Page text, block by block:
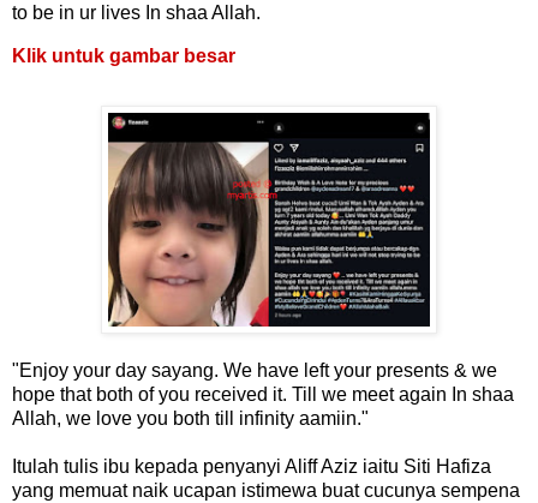
to be in ur lives In shaa Allah.
Klik untuk gambar besar
"Enjoy your day sayang. We have left your presents & we
hope that both of you received it. Till we meet again In shaa
Allah, we love you both till infinity aamiin."
Itulah tulis ibu kepada penyanyi Aliff Aziz iaitu Siti Hafiza
yang memuat naik ucapan istimewa buat cucunya sempena